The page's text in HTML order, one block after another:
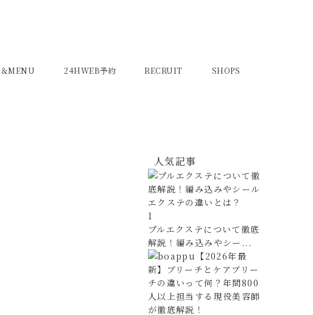
MENU 24HWEB予約 RECRUIT SHOPS
人気記事
1
プルエクステについて徹底
解説！編み込みやシー...